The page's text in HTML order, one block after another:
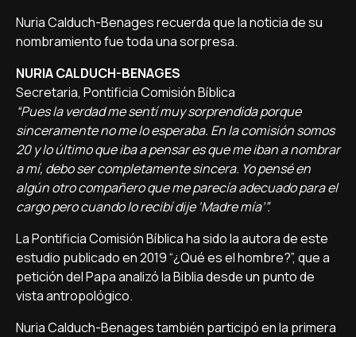
Nuria Calduch-Benages recuerda que la noticia de su
nombramiento fue toda una sorpresa.
NURIA CALDUCH-BENAGES
Secretaria, Pontificia Comisión Bíblica
“Pues la verdad me sentí muy sorprendida porque
sinceramente no me lo esperaba. En la comisión somos
20 y lo último que iba a pensar es que me iban a nombrar
a mí, debo ser completamente sincera. Yo pensé en
algún otro compañero que me parecía adecuado para el
cargo pero cuando lo recibí dije ‘Madre mía’”.
La Pontificia Comisión Bíblica ha sido la autora de este
estudio publicado en 2019 “¿Qué es el hombre?”, que a
petición del Papa analizó la Biblia desde un punto de
vista antropológico.
Nuria Calduch-Benages también participó en la primera